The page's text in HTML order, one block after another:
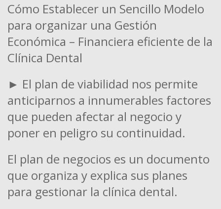
Cómo Establecer un Sencillo Modelo
para organizar una Gestión
Económica – Financiera eficiente de la
Clínica Dental
► El plan de viabilidad nos permite
anticiparnos a innumerables factores
que pueden afectar al negocio y
poner en peligro su continuidad.
El plan de negocios es un documento
que organiza y explica sus planes
para gestionar la clínica dental.